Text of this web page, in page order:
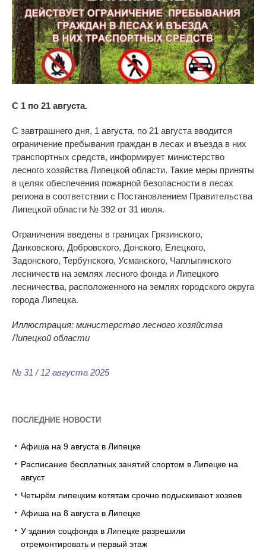
С 1 по 21 августа.
С завтрашнего дня, 1 августа, по 21 августа вводится
ограничение пребывания граждан в лесах и въезда в них
транспортных средств, информирует министерство
лесного хозяйства Липецкой области. Такие меры приняты
в целях обеспечения пожарной безопасности в лесах
региона в соответствии с Постановлением Правительства
Липецкой области № 392 от 31 июля.
Ограничения введены в границах Грязинского,
Данковского, Добровского, Донского, Елецкого,
Задонского, Тербунского, Усманского, Чаплыгинского
лесничеств на землях лесного фонда и Липецкого
лесничества, расположенного на землях городского округа
города Липецка.
Иллюстрация: министерство лесного хозяйства
Липецкой области
№ 31 / 12 августа 2025
ПОСЛЕДНИЕ НОВОСТИ
Афиша на 9 августа в Липецке
Расписание бесплатных занятий спортом в Липецке на
август
Четырём липецким котятам срочно подыскивают хозяев
Афиша на 8 августа в Липецке
У здания соцфонда в Липецке разрешили
отремонтировать и первый этаж